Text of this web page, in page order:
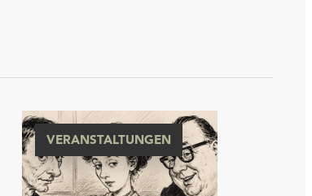
VERANSTALTUNGEN